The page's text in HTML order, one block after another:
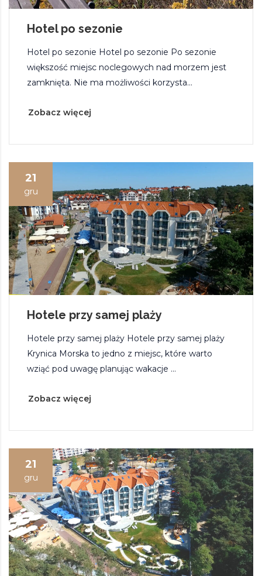
Hotel po sezonie
Hotel po sezonie Hotel po sezonie Po sezonie
większość miejsc noclegowych nad morzem jest
zamknięta. Nie ma możliwości korzysta...
Zobacz więcej
21
gru
Hotele przy samej plaży
Hotele przy samej plaży Hotele przy samej plaży
Krynica Morska to jedno z miejsc, które warto
wziąć pod uwagę planując wakacje ...
Zobacz więcej
21
gru